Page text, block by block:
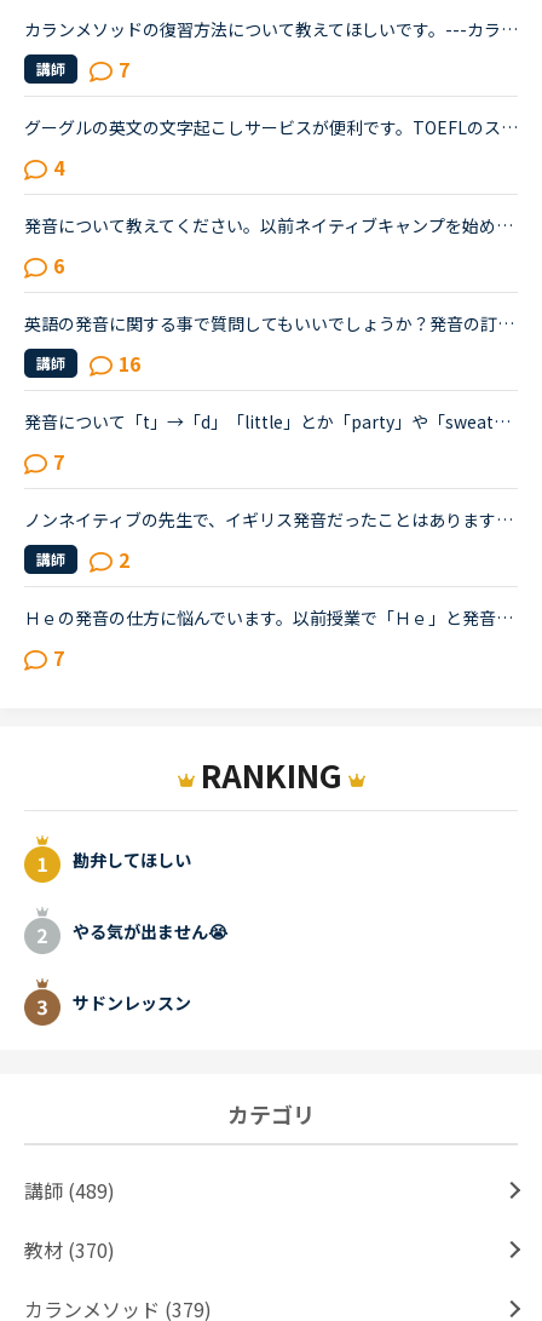
カランメソッドの復習方法について教えてほしいです。---カランメソッドを行っている方、復習はどのようにしていますか？本の巻末にあるRevision Exercise とか、grammar questionsとかどのように活用しています...
講師 7
グーグルの英文の文字起こしサービスが便利です。TOEFLのスピーキングパートなどで、自分が話したワード数が気になると思いますが、録音したものを書き起こすのはけっこう大変です。 ご存知の方もいらっしゃると...
4
発音について教えてください。以前ネイティブキャンプを始めたころ一度発音コースを受講しました。その際、SサウンドとSHサウンドの違いがわからず、熱心に指導されその違いを理解しました。（聞き分けはできませ...
6
英語の発音に関する事で質問してもいいでしょうか？発音の訂正を全くされないのも嫌ですし、かと言って、発音ばかり直されて.五分ディスカッションやトピックトーク等の質問に対する私の答えをサラっと流されるの...
講師 16
発音について「t」→「d」「little」とか「party」や「sweater」の「t」の発音を「d」っぽく言うという発音を指摘を受けるのですがやはり「d」っぽく発音しなくてはいけないのでしょうか？会話では意識していない...
7
ノンネイティブの先生で、イギリス発音だったことはありますか？この間、アフリカ系の女性の先生の授業を受けました。私は比較的アメリカ英語を今までに習ってきているので発音も完璧ではないですが、アメリカ英...
講師 2
Ｈｅの発音の仕方に悩んでいます。以前授業で「Ｈｅ」と発音したにも関わらず講師に「ＳｈｅじゃなくてＨｅだよ」と訂正されました。一度だけの出来事ですが、ずっと引っかかっていてＧｏｏｇｌｅ翻訳で自分の発...
7
RANKING
勘弁してほしい
やる気が出ません😭
サドンレッスン
カテゴリ
講師 (489)
教材 (370)
カランメソッド (379)